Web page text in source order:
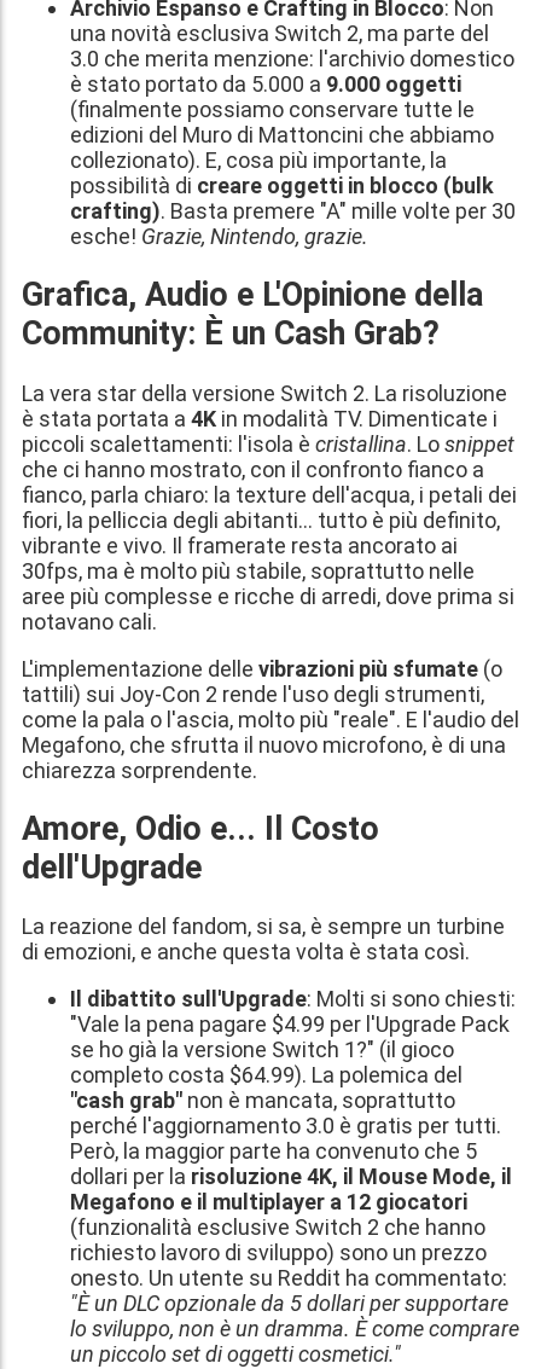
Archivio Espanso e Crafting in Blocco: Non
una novità esclusiva Switch 2, ma parte del
3.0 che merita menzione: l'archivio domestico
è stato portato da 5.000 a 9.000 oggetti
(finalmente possiamo conservare tutte le
edizioni del Muro di Mattoncini che abbiamo
collezionato). E, cosa più importante, la
possibilità di creare oggetti in blocco (bulk
crafting). Basta premere "A" mille volte per 30
esche! Grazie, Nintendo, grazie.
Grafica, Audio e L'Opinione della
Community: È un Cash Grab?
La vera star della versione Switch 2. La risoluzione
è stata portata a 4K in modalità TV. Dimenticate i
piccoli scalettamenti: l'isola è cristallina. Losnippet
che ci hanno mostrato, con il confronto fianco a
fianco, parla chiaro: la texture dell'acqua, i petali dei
fiori, la pelliccia degli abitanti... tutto è più definito,
vibrante e vivo. Il framerate resta ancorato ai
30fps, ma è molto più stabile, soprattutto nelle
aree più complesse e ricche di arredi, dove prima si
notavano cali.
L'implementazione delle vibrazioni più sfumate (o
tattili) sui Joy-Con 2 rende l'uso degli strumenti,
come la pala o l'ascia, molto più "reale". E l'audio del
Megafono, che sfrutta il nuovo microfono, è di una
chiarezza sorprendente.
Amore, Odio e... Il Costo
dell'Upgrade
La reazione del fandom, si sa, è sempre un turbine
di emozioni, e anche questa volta è stata così.
Il dibattito sull'Upgrade: Molti si sono chiesti:
"Vale la pena pagare $4.99 per l'Upgrade Pack
se ho già la versione Switch 1?" (il gioco
completo costa $64.99). La polemica del
"cash grab" non è mancata, soprattutto
perché l'aggiornamento 3.0 è gratis per tutti.
Però, la maggior parte ha convenuto che 5
dollari per la risoluzione 4K, il Mouse Mode, il
Megafono e il multiplayer a 12 giocatori
(funzionalità esclusive Switch 2 che hanno
richiesto lavoro di sviluppo) sono un prezzo
onesto. Un utente su Reddit ha commentato:
"È un DLC opzionale da 5 dollari per supportare
lo sviluppo, non è un dramma. È come comprare
un piccolo set di oggetti cosmetici."